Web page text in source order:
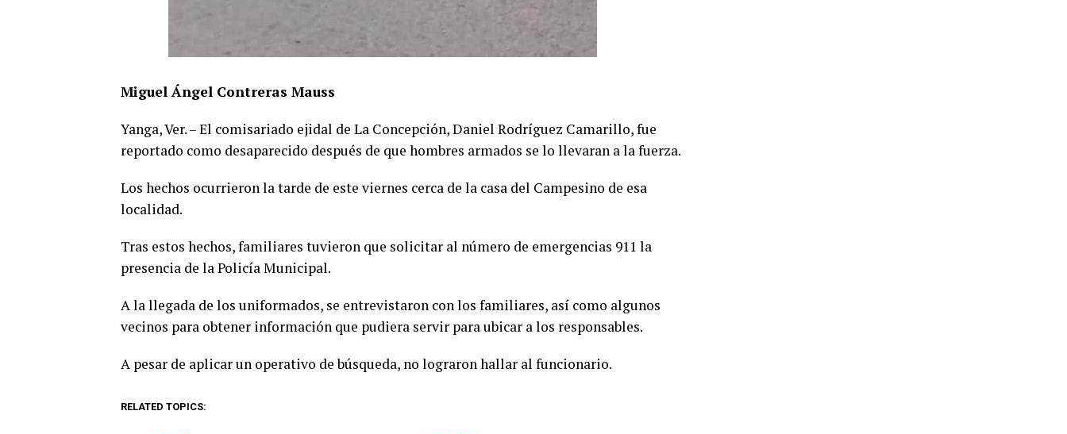
Miguel Ángel Contreras Mauss
Yanga, Ver. – El comisariado ejidal de La Concepción, Daniel Rodríguez Camarillo, fue
reportado como desaparecido después de que hombres armados se lo llevaran a la fuerza.
Los hechos ocurrieron la tarde de este viernes cerca de la casa del Campesino de esa
localidad.
Tras estos hechos, familiares tuvieron que solicitar al número de emergencias 911 la
presencia de la Policía Municipal.
A la llegada de los uniformados, se entrevistaron con los familiares, así como algunos
vecinos para obtener información que pudiera servir para ubicar a los responsables.
A pesar de aplicar un operativo de búsqueda, no lograron hallar al funcionario.
RELATED TOPICS: